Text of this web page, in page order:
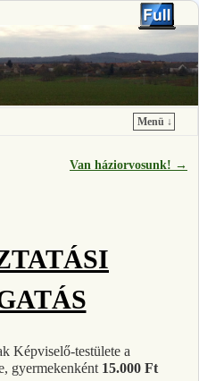
Menü ↓
Van háziorvosunk! →
Képviselő-testülete a
gyermekenként 15.000 Ft